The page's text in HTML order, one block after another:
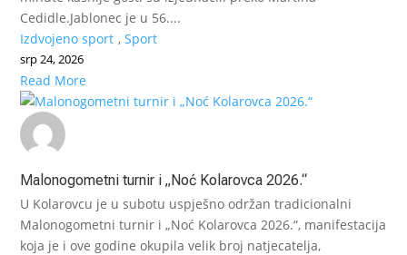
Cedidle.Jablonec je u 56....
Izdvojeno sport ,Sport
srp 24, 2026
Read More
Malonogometni turnir i „Noć Kolarovca 2026.“
U Kolarovcu je u subotu uspješno održan tradicionalni
Malonogometni turnir i „Noć Kolarovca 2026.“, manifestacija
koja je i ove godine okupila velik broj natjecatelja,